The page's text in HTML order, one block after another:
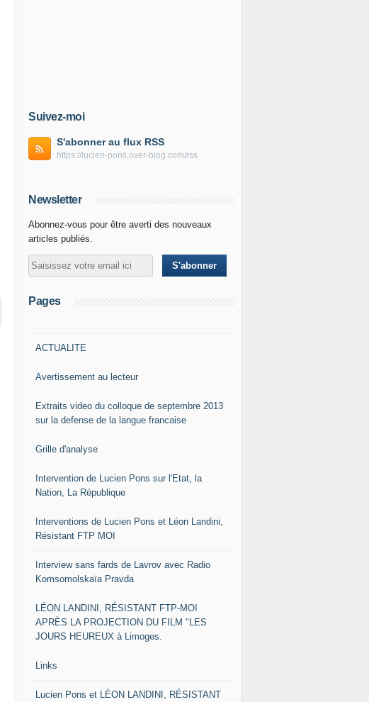
Suivez-moi
S'abonner au flux RSS
https://lucien-pons.over-blog.com/rss
Newsletter
Abonnez-vous pour être averti des nouveaux
articles publiés.
Pages
ACTUALITE
Avertissement au lecteur
Extraits video du colloque de septembre 2013
sur la defense de la langue francaise
Grille d'analyse
Intervention de Lucien Pons sur l'Etat, la
Nation, La République
Interventions de Lucien Pons et Léon Landini,
Résistant FTP MOI
Interview sans fards de Lavrov avec Radio
Komsomolskaïa Pravda
LÉON LANDINI, RÉSISTANT FTP-MOI
APRÈS LA PROJECTION DU FILM "LES
JOURS HEUREUX à Limoges.
Links
Lucien Pons et LÉON LANDINI, RÉSISTANT